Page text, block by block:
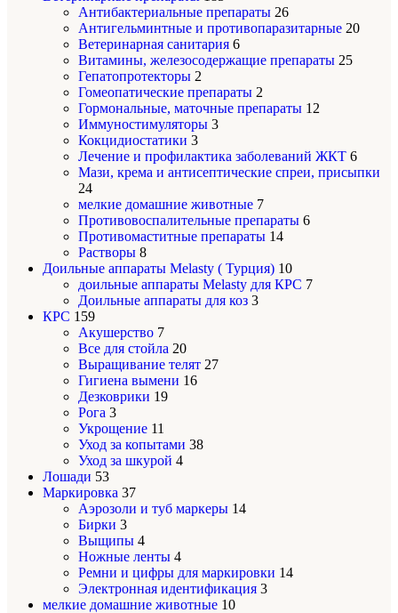
Антибактериальные препараты 26
Антигельминтные и противопаразитарные 20
Ветеринарная санитария 6
Витамины, железосодержащие препараты 25
Гепатопротекторы 2
Гомеопатические препараты 2
Гормональные, маточные препараты 12
Иммуностимуляторы 3
Кокцидиостатики 3
Лечение и профилактика заболеваний ЖКТ 6
Мази, крема и антисептические спреи, присыпки
24
мелкие домашние животные 7
Противовоспалительные препараты 6
Противомаститные препараты 14
Растворы 8
Доильные аппараты Melasty ( Турция) 10
доильные аппараты Melasty для КРС 7
Доильные аппараты для коз 3
КРС 159
Акушерство 7
Все для стойла 20
Выращивание телят 27
Гигиена вымени 16
Дезковрики 19
Рога 3
Укрощение 11
Уход за копытами 38
Уход за шкурой 4
Лошади 53
Маркировка 37
Аэрозоли и туб маркеры 14
Бирки 3
Выщипы 4
Ножные ленты 4
Ремни и цифры для маркировки 14
Электронная идентификация 3
мелкие домашние животные 10